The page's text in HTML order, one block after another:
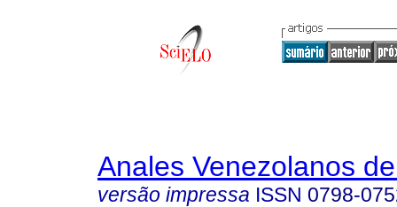
Anales Venezolanos
versão impressa ISSN 0798-